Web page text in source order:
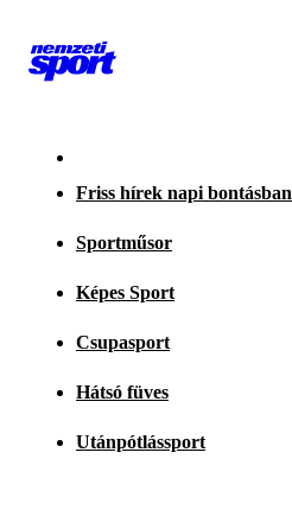
Friss hírek napi bontásban
Sportműsor
Képes Sport
Csupasport
Hátsó füves
Utánpótlássport